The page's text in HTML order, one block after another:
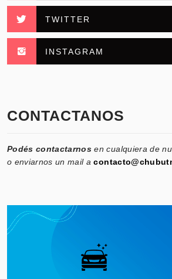
TWITTER
INSTAGRAM
CONTACTANOS
Podés contactarnos en cualquiera de
o enviarnos un mail a